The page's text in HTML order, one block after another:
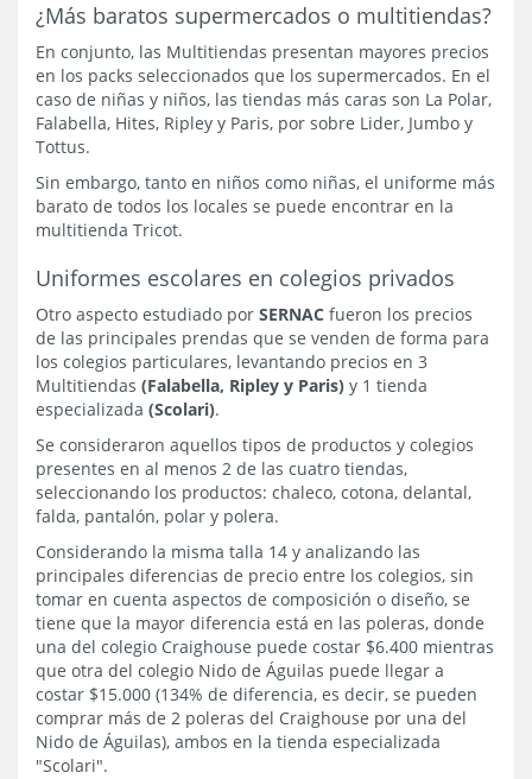
¿Más baratos supermercados o multitiendas?
En conjunto, las Multitiendas presentan mayores precios
en los packs seleccionados que los supermercados. En el
caso de niñas y niños, las tiendas más caras son La Polar,
Falabella, Hites, Ripley y Paris, por sobre Lider, Jumbo y
Tottus.
Sin embargo, tanto en niños como niñas, el uniforme más
barato de todos los locales se puede encontrar en la
multitienda Tricot.
Uniformes escolares en colegios privados
Otro aspecto estudiado por SERNAC fueron los precios
de las principales prendas que se venden de forma para
los colegios particulares, levantando precios en 3
Multitiendas (Falabella, Ripley y Paris) y 1 tienda
especializada (Scolari).
Se consideraron aquellos tipos de productos y colegios
presentes en al menos 2 de las cuatro tiendas,
seleccionando los productos: chaleco, cotona, delantal,
falda, pantalón, polar y polera.
Considerando la misma talla 14 y analizando las
principales diferencias de precio entre los colegios, sin
tomar en cuenta aspectos de composición o diseño, se
tiene que la mayor diferencia está en las poleras, donde
una del colegio Craighouse puede costar $6.400 mientras
que otra del colegio Nido de Águilas puede llegar a
costar $15.000 (134% de diferencia, es decir, se pueden
comprar más de 2 poleras del Craighouse por una del
Nido de Águilas), ambos en la tienda especializada
"Scolari".